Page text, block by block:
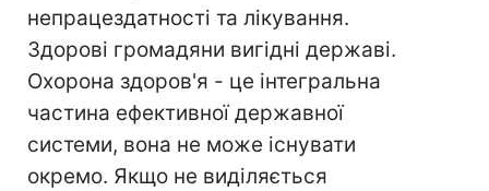
непрацездатності та лікування.
Здорові громадяни вигідні державі.
Охорона здоров'я - це інтегральна
частина ефективної державної
системи, вона не може існувати
окремо. Якщо не виділяється